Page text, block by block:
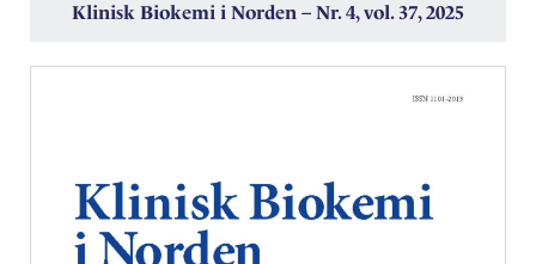
Klinisk Biokemi i Norden – Nr. 4, vol. 37, 2025